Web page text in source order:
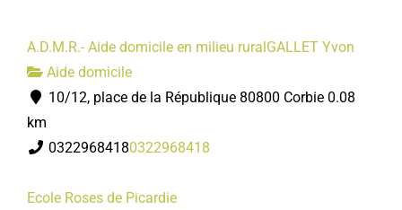
A.D.M.R.- Aide domicile en milieu ruralGALLET Yvon
Aide domicile
10/12, place de la République 80800 Corbie 0.08
km
03229684180322968418
Ecole Roses de Picardie